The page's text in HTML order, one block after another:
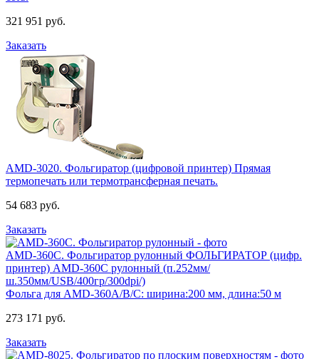
321 951 руб.
Заказать
AMD-3020. Фольгиратор (цифровой принтер) Прямая
термопечать или термотрансферная печать.
54 683 руб.
Заказать
AMD-360С. Фольгиратор рулонный ФОЛЬГИРАТОР (цифр.
принтер) AMD-360С рулонный (п.252мм/
ш.350мм/USB/400гр/300dpi/)
Фольга для AMD-360A/B/C: ширина:200 мм, длина:50 м
273 171 руб.
Заказать